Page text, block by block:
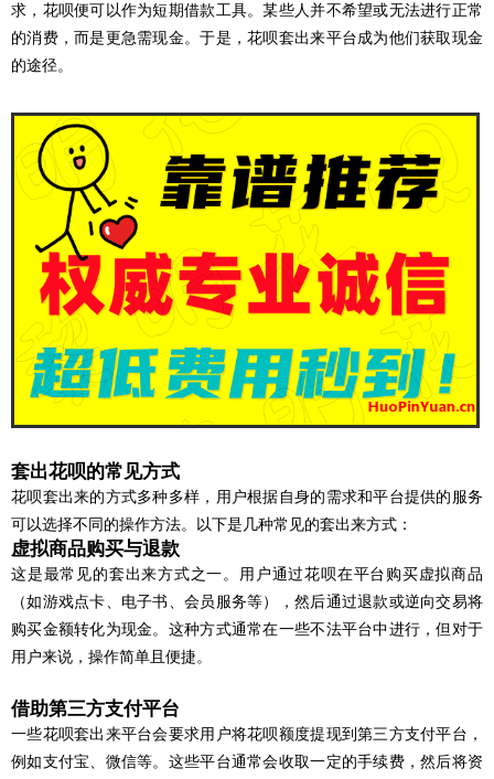
求，花呗便可以作为短期借款工具。某些人并不希望或无法进行正常
的消费，而是更急需现金。于是，花呗套出来平台成为他们获取现金
的途径。
套出花呗的常见方式
花呗套出来的方式多种多样，用户根据自身的需求和平台提供的服务
可以选择不同的操作方法。以下是几种常见的套出来方式：
虚拟商品购买与退款
这是最常见的套出来方式之一。用户通过花呗在平台购买虚拟商品
（如游戏点卡、电子书、会员服务等），然后通过退款或逆向交易将
购买金额转化为现金。这种方式通常在一些不法平台中进行，但对于
用户来说，操作简单且便捷。
借助第三方支付平台
一些花呗套出来平台会要求用户将花呗额度提现到第三方支付平台，
例如支付宝、微信等。这些平台通常会收取一定的手续费，然后将资